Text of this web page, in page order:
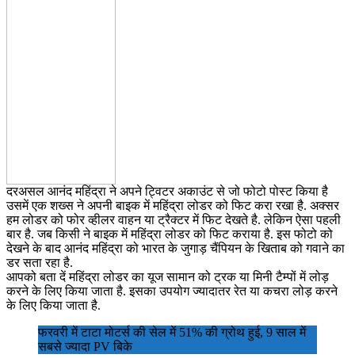
दरअसल आनंद महिंद्रा ने अपने ट्विटर अकाउंट से जो फोटो पोस्ट किया है
उसमें एक शख्स ने अपनी बाइक में महिंद्रा लोडर को फिट करा रखा है. अक्सर
हम लोडर को फोर व्हीलर वाहन या ट्रैक्टर में फिट देखते है. लेकिन ऐसा पहली
बार है. जब किसी ने बाइक में महिंद्रा लोडर को फिट कराया है. इस फोटो को
देखने के बाद आनंद महिंद्रा को भारत के जुगाड़ चैंपियन के खिताब को गवाने का
डर सता रहा है.
आपको बता दें महिंद्रा लोडर का यूज सामान को ट्रक या मिनी टैम्पों में लोड़
करने के लिए किया जाता है. इसका उपयोग ज्यादातर रेत या कचरा लोड़ करने
के लिए किया जाता है.
फरवरी में टाटा मोटर्स की सेल में 51% की ग्रोथ हुई, 9 साल में
सबसे ज्यादा PV बिके